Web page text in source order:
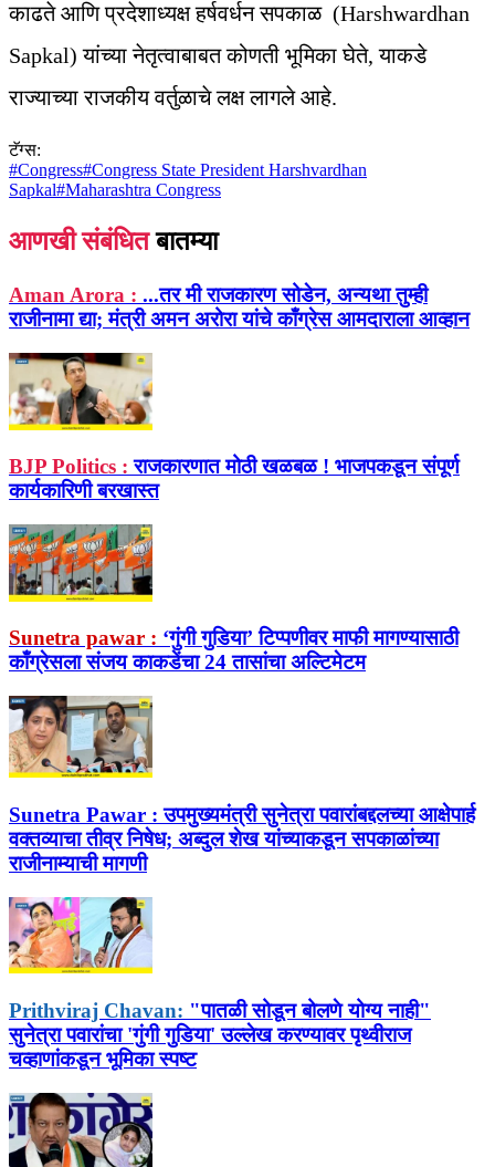
काढते आणि प्रदेशाध्यक्ष हर्षवर्धन सपकाळ (Harshwardhan
Sapkal) यांच्या नेतृत्वाबाबत कोणती भूमिका घेते, याकडे
राज्याच्या राजकीय वर्तुळाचे लक्ष लागले आहे.
टॅग्स:
#Congress#Congress State President Harshvardhan
Sapkal#Maharashtra Congress
आणखी संबंधित बातम्या
Aman Arora : ...तर मी राजकारण सोडेन, अन्यथा तुम्ही
राजीनामा द्या; मंत्री अमन अरोरा यांचे काँग्रेस आमदाराला आव्हान
BJP Politics : राजकारणात मोठी खळबळ ! भाजपकडून संपूर्ण
कार्यकारिणी बरखास्त
Sunetra pawar : ‘गुंगी गुडिया’ टिप्पणीवर माफी मागण्यासाठी
काँग्रेसला संजय काकडेंचा 24 तासांचा अल्टिमेटम
Sunetra Pawar : उपमुख्यमंत्री सुनेत्रा पवारांबद्दलच्या आक्षेपार्ह
वक्तव्याचा तीव्र निषेध; अब्दुल शेख यांच्याकडून सपकाळांच्या
राजीनाम्याची मागणी
Prithviraj Chavan: "पातळी सोडून बोलणे योग्य नाही"
सुनेत्रा पवारांचा 'गुंगी गुडिया' उल्लेख करण्यावर पृथ्वीराज
चव्हाणांकडून भूमिका स्पष्ट